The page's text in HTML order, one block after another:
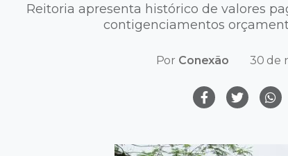
Reitoria apresenta histórico de valores
contigenciamentos
Por Conexão 30 de